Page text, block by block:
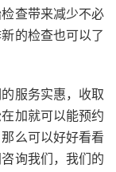
查带来减少不必
的检查也可以了
服务实惠，收取
加就可以能预约
么可以好好看看
询我们，我们的